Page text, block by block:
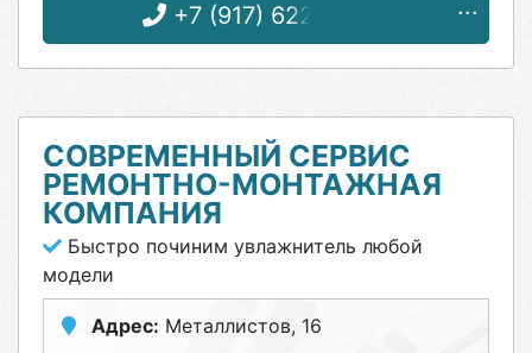
+7 (917) 622-20-10
СОВРЕМЕННЫЙ СЕРВИС
РЕМОНТНО-МОНТАЖНАЯ
КОМПАНИЯ
Быстро починим увлажнитель любой
модели
Адрес: Металлистов, 16